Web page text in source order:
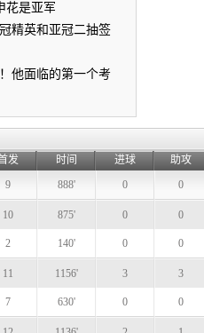
花是亚军
精英和亚冠二抽签
他面临的第一个考
发 时间 进球
助攻
9 888' 0 0
10 875' 0 0
2 140' 0 0
11 1156' 3 3
7 630' 0 0